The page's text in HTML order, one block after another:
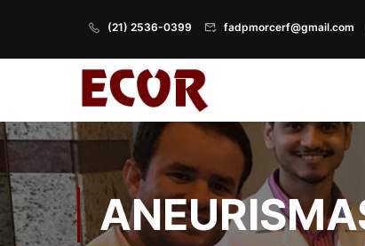
(21) 2536-0399 fadpmorcerf@gmail.com